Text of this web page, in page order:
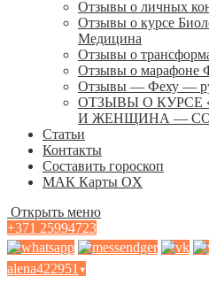
Отзывы о личных
Отзывы о курсе
Медицина
Отзывы о
Отзывы о марафоне
Отзывы — Феху —
ОТЗЫВЫ О
И ЖЕНЩИНА —
Статьи
Контакты
Составить гороскоп
МАК Карты OХ
Открыть меню
+371 25994723
alena422951 ▾